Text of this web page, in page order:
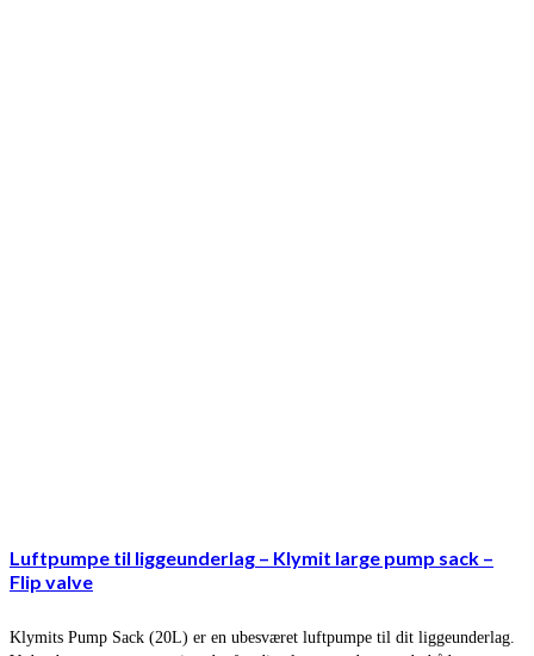
Luftpumpe til liggeunderlag – Klymit large pump sack –
Flip valve
Klymits Pump Sack (20L) er en ubesværet luftpumpe til dit liggeunderlag.